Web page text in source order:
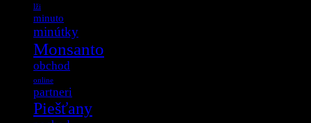
lži
minuto
minútky
Monsanto
obchod
online
partneri
Piešťany